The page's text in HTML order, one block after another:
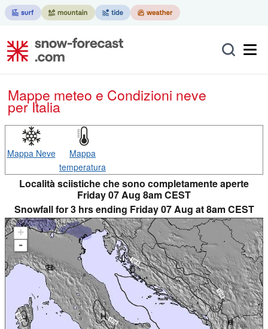
Mappe meteo e Condizioni neve
per Italia
Mappa Neve
Mappa
temperatura
Località sciistiche che sono completamente aperte
Friday 07 Aug 8am CEST
Snowfall for 3 hrs ending Friday 07 Aug at 8am CEST
+
-